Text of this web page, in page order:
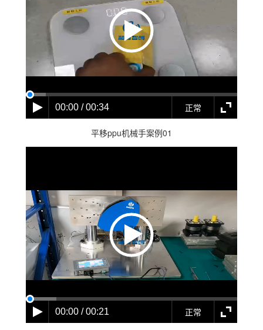
00:00 / 00:34 正常
平移ppu机械手案例01
00:00 / 00:21 正常